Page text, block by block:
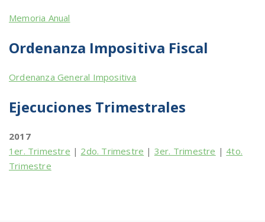
Memoria Anual
Ordenanza Impositiva Fiscal
Ordenanza General Impositiva
Ejecuciones Trimestrales
2017
1er. Trimestre | 2do. Trimestre | 3er. Trimestre | 4to.
Trimestre